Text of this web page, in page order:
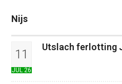
Nijs
11
JUL 26
Utslach ferlotting